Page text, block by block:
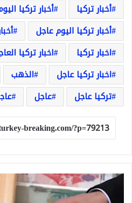
أخبار تركيا
أخبار تركيا
أخبار تركيا اليوم عاجل
اخبار تركيا
اخبار تركيا
اخبار تركيا عاجل
الذهب
تركيا عاجل
عاجل
سعر